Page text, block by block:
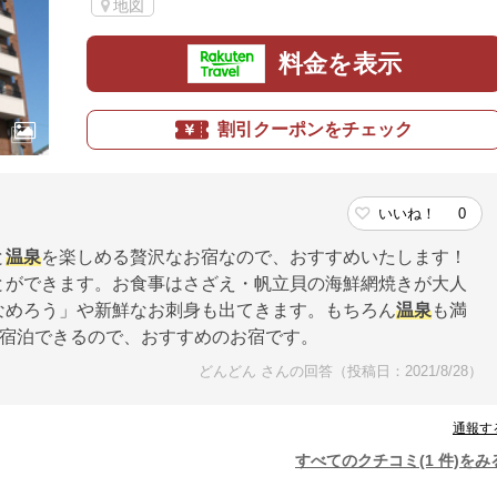
地図
料金を表示
割引クーポンをチェック
いいね！ 0
温泉を楽しめる贅沢なお宿なので、おすすめいたします！
できます。お食事はさざえ・帆立貝の海鮮網焼きが大人
ろう」や新鮮なお刺身も出てきます。もちろん温泉も満
泊できるので、おすすめのお宿です。
どんどん さんの回答（投稿日：2021/8/28）
通報す
すべてのクチコミ(1 件)をみ